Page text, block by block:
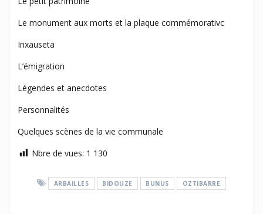
Le monument aux morts et la plaque commémorativc
Inxauseta
L’émigration
Légendes et anecdotes
Personnalités
Quelques scènes de la vie communale
Nbre de vues: 1 130
ARBAILLES BIDOUZE BUNUS OZTIBARRE